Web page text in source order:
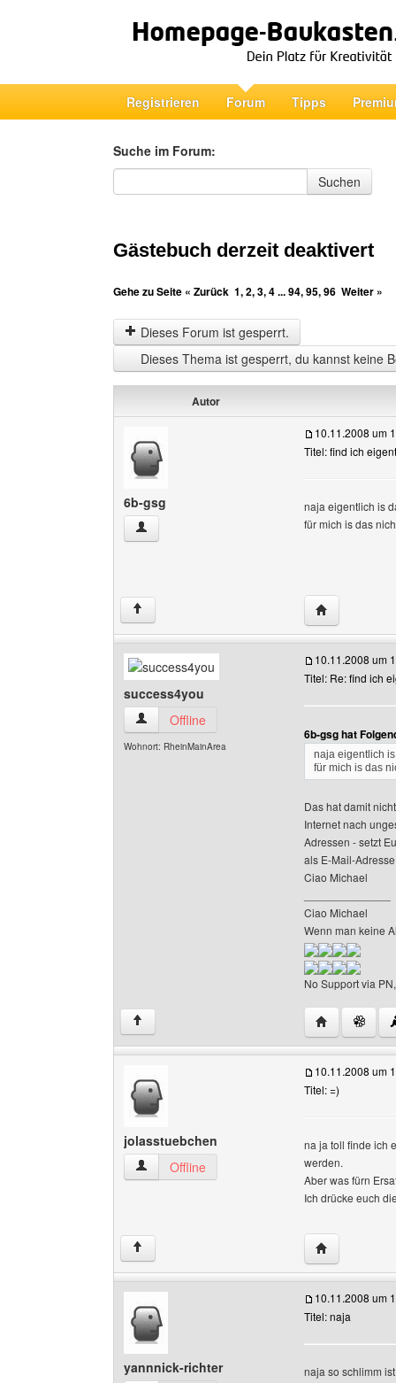
Registrieren Forum Tipps
Suche im Forum:
Suche im Forum
Suchen
Gästebuch derzeit deaktivert
Gehe zu Seite « Zurück 1,2,3,4...94,95,96 Weiter »
Dieses Forum ist gesperrt.
Dieses Thema ist gesperrt, du kannst keine
Autor
6b-gsg
6b-gsg Benutzer-Profile anzeigen
10.11.2008 um
Titel: find ich
naja eigentlich is
für mich is das
↑ Website
success4you
success4you Benutzer-Profile anzeigen
Offline
Wohnort: RheinMainArea
10.11.2008 um
Titel: Re: find ich
6b-gsg hat
naja eigentlich
für mich is das
Das hat damit
Internet nach
Adressen - setzt
als E-Mail-
Ciao Michael
Ciao Michael
Wenn man keine
No Support via
↑ Website
jolasstuebchen
jolasstuebchen Benutzer-Profile anzeigen
Offline
10.11.2008 um
Titel: =)
na ja toll finde ich
werden.
Aber was fürn
Ich drücke euch
↑ Website
yannnick-richter
10.11.2008 um
Titel: naja
naja so schlimm